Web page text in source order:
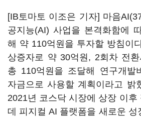
[IB토마토 이조은 기자] 마음
공지능(AI) 사업을 본격화함에
해 약 110억원을 투자할 방침이
상증자로 약 30억원, 2회차 전
총 110억원을 조달해 연구개발
자금으로 사용할 계획이라고 밝
2021년 코스닥 시장에 상장 이후
데 피지컬 AI 플랫폼을 새로운 성